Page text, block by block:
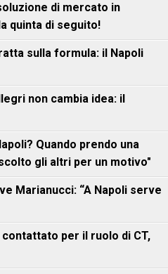
di mercato in
quinta di seguito!
sulla formula: il Napoli
non cambia idea: il
Quando prendo una
gli altri per un motivo"
Marianucci: “A Napoli serve
per il ruolo di CT,